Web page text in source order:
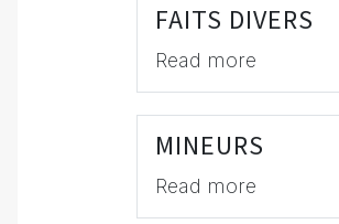
FAITS DIVERS
Read more
MINEURS
Read more